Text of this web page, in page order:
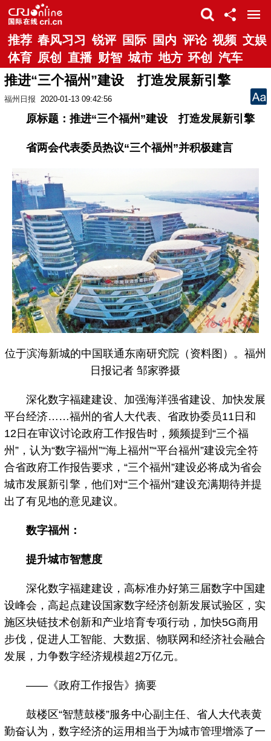
推荐 春风习习 锐评 国际 国内 评论 视频 文娱
体育 原创 直播 财智 城市 地方 环创 汽车
推进“三个福州”建设 打造发展新引擎
福州日报 2020-01-13 09:42:56
原标题：推进“三个福州”建设 打造发展新引擎
省两会代表委员热议“三个福州”并积极建言
位于滨海新城的中国联通东南研究院（资料图）。福州
日报记者 邹家骅摄
深化数字福建建设、加强海洋强省建设、加快发展
平台经济……福州的省人大代表、省政协委员11日和
12日在审议讨论政府工作报告时，频频提到“三个福
州”，认为“数字福州”“海上福州”“平台福州”建设完全符
合省政府工作报告要求，“三个福州”建设必将成为省会
城市发展新引擎，他们对“三个福州”建设充满期待并提
出了有见地的意见建议。
数字福州：
提升城市智慧度
深化数字福建建设，高标准办好第三届数字中国建
设峰会，高起点建设国家数字经济创新发展试验区，实
施区块链技术创新和产业培育专项行动，加快5G商用
步伐，促进人工智能、大数据、物联网和经济社会融合
发展，力争数字经济规模超2万亿元。
——《政府工作报告》摘要
鼓楼区“智慧鼓楼”服务中心副主任、省人大代表黄
勤奋认为，数字经济的运用相当于为城市管理增添了一